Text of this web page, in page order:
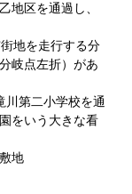
区を通過し、
地を走行する分
岐点左折）があ
第二小学校を通
をいう大きな看
地